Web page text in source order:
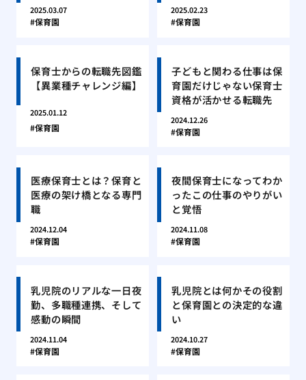
2025.03.07
保育園
2025.02.23
保育園
保育士からの転職先図鑑
【異業種チャレンジ編】
2025.01.12
保育園
子どもと関わる仕事は保
育園だけじゃない保育士
資格が活かせる転職先
2024.12.26
保育園
医療保育士とは？保育と
医療の架け橋となる専門
職
2024.12.04
保育園
夜間保育士になってわか
ったこの仕事のやりがい
と覚悟
2024.11.08
保育園
乳児院のリアルな一日夜
勤、多職種連携、そして
感動の瞬間
2024.11.04
保育園
乳児院とは何かその役割
と保育園との決定的な違
い
2024.10.27
保育園